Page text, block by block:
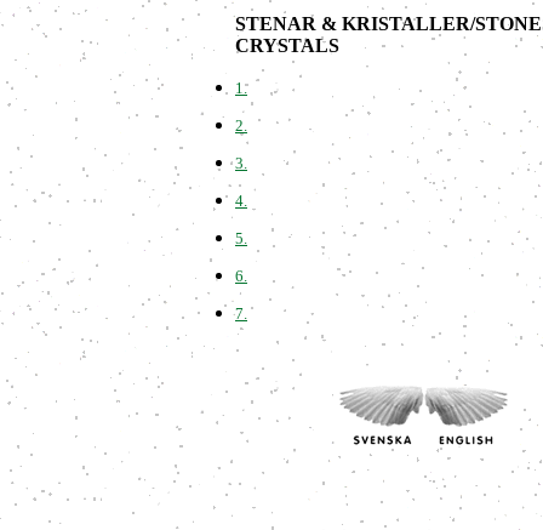
STENAR & KRISTALLER/
CRYSTALS
1.
2.
3.
4.
5.
6.
7.